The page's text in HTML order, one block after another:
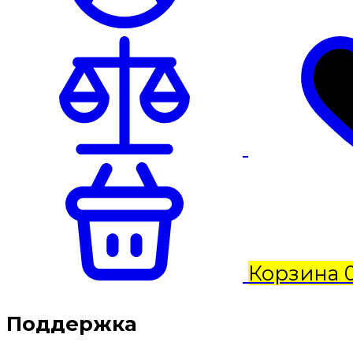
Корзина
Поддержка